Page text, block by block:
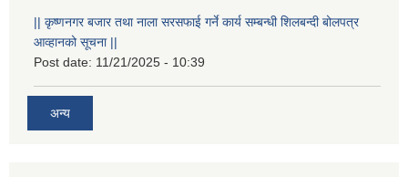
|| कृष्णनगर बजार तथा नाला सरसफाई गर्ने कार्य सम्बन्धी शिलबन्दी बोलपत्र
आव्हानको सूचना ||
Post date: 11/21/2025 - 10:39
अन्य